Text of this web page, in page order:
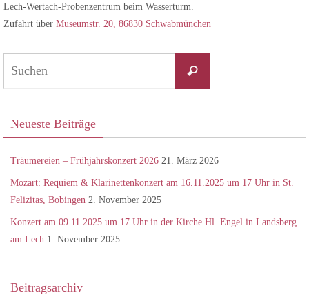
Lech-Wertach-Probenzentrum beim Wasserturm.
Zufahrt über Museumstr. 20, 86830 Schwabmünchen
Suchen
Neueste Beiträge
Träumereien – Frühjahrskonzert 2026 21. März 2026
Mozart: Requiem & Klarinettenkonzert am 16.11.2025 um 17 Uhr in St.
Felizitas, Bobingen 2. November 2025
Konzert am 09.11.2025 um 17 Uhr in der Kirche Hl. Engel in Landsberg
am Lech 1. November 2025
Beitragsarchiv